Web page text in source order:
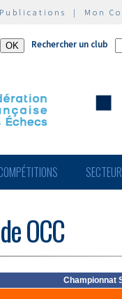
Publications | Mon
Rechercher un club
OCC
Championnat